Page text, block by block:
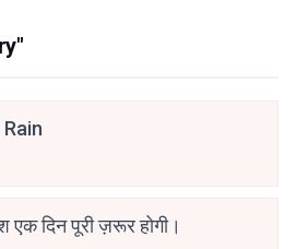
एक दिन पूरी ज़रूर होगी।